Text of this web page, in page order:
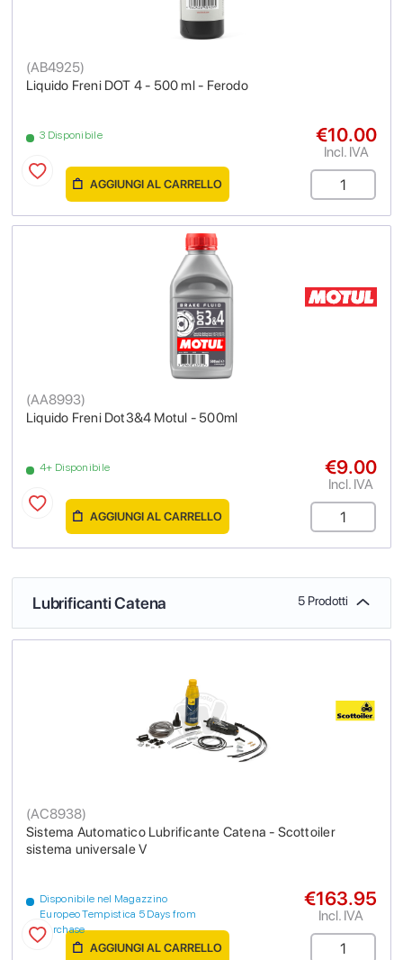
Liquido Freni DOT 4 - 500 ml - Ferodo
(AB4925)
3 Disponibile €10.00
Incl. IVA
AGGIUNGI AL CARRELLO
Liquido Freni Dot3&4 Motul - 500ml
(AA8993)
4+ Disponibile €9.00
Incl. IVA
AGGIUNGI AL CARRELLO
Lubrificanti Catena 5 Prodotti
Sistema Automatico Lubrificante Catena - Scottoiler
sistema universale V
(AC8938)
Disponibile nel Magazzino
Europeo Tempistica 5 Days from
purchase
€163.95
Incl. IVA
AGGIUNGI AL CARRELLO